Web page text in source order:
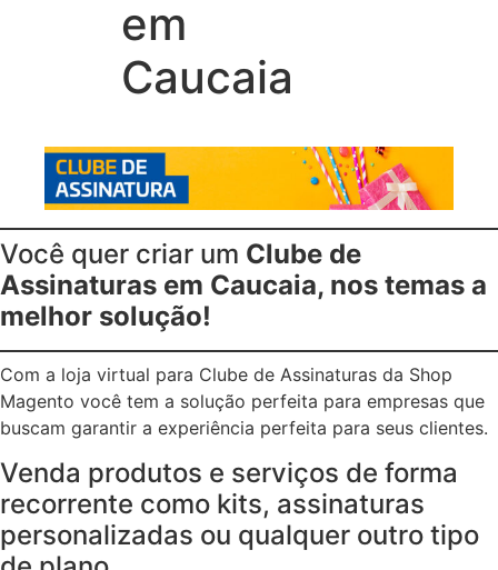
em
Caucaia
Você quer criar um Clube de
Assinaturas em Caucaia, nos temas a
melhor solução!
Com a loja virtual para Clube de Assinaturas da Shop
Magento você tem a solução perfeita para empresas que
buscam garantir a experiência perfeita para seus clientes.
Venda produtos e serviços de forma
recorrente como kits, assinaturas
personalizadas ou qualquer outro tipo